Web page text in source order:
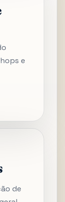
e
de